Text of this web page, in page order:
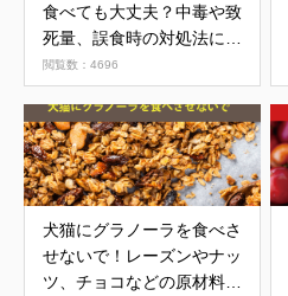
食べても大丈夫？中毒や致
死量、誤食時の対処法につ
いて
閲覧数：4696
犬猫にグラノーラを食べさ
せないで！レーズンやナッ
ツ、チョコなどの原材料に